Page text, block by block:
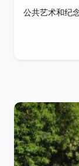
公共艺术和纪